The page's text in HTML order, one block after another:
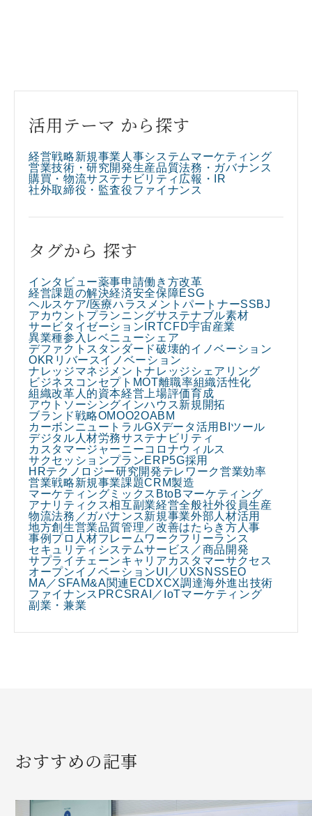
活用テーマ から探す
経営戦略新規事業 人事システム マーケティング
営業技術・研究開発生産品質法務・ガバナンス
購買・物流サステナビリティ 広報・IR
社外取締役・監査役ファイナンス
タグから 探す
インタビュー薬事申請働き方改革
経営課題の解決経済安全保障ESG
ヘルスケア/医療ハラスメント パートナーSSBJ
アカウントプランニングサステナブル素材
サービタイゼーション IRTCFD宇宙産業
異業種参入 レベニューシェア
デファクトスタンダード破壊的イノベーション
OKR リバースイノベーション
ナレッジマネジメントナレッジシェアリング
ビジネスコンセプト MOT離職率組織活性化
組織改革 人的資本経営 上場評価育成
アウトソーシングインハウス新規開拓
ブランド戦略OMOO2OABM
カーボンニュートラルGXデータ活用 BIツール
デジタル人材労務サステナビリティ
カスタマージャーニーコロナウィルス
サクセッションプランERP5G採用
HRテクノロジー研究開発テレワーク営業効率
営業戦略新規事業課題CRM製造
マーケティングミックス BtoBマーケティング
アナリティクス相互副業経営全般社外役員生産
物流法務／ガバナンス新規事業外部人材活用
地方創生営業品質管理／改善はたらき方 人事
事例 プロ人材フレームワークフリーランス
セキュリティ システムサービス／商品開発
サプライチェーンキャリア カスタマーサクセス
オープンイノベーションUI／UXSNSSEO
MA／SFAM&A関連 ECDXCX調達海外進出技術
ファイナンス PRCSRAI／IoTマーケティング
副業・兼業
おすすめの記事